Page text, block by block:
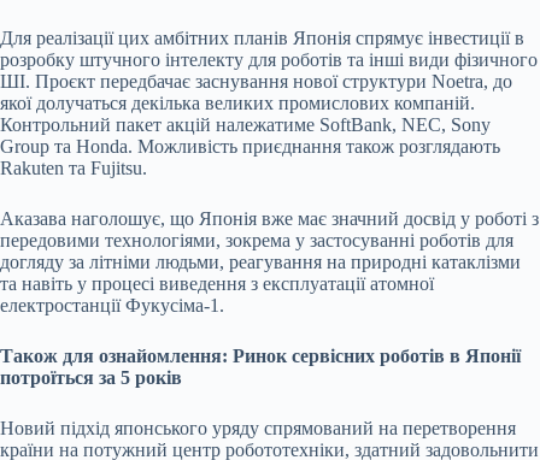
Для реалізації цих амбітних планів Японія спрямує інвестиції в
розробку штучного інтелекту для роботів та інші види фізичного
ШІ. Проєкт передбачає заснування нової структури Noetra, до
якої долучаться декілька великих промислових компаній.
Контрольний пакет акцій належатиме SoftBank, NEC, Sony
Group та Honda. Можливість приєднання також розглядають
Rakuten та Fujitsu.
Аказава наголошує, що Японія вже має значний досвід у роботі з
передовими технологіями, зокрема у застосуванні роботів для
догляду за літніми людьми, реагування на природні катаклізми
та навіть у процесі виведення з експлуатації атомної
електростанції Фукусіма-1.
Також для ознайомлення: Ринок сервісних роботів в Японії
потроїться за 5 років
Новий підхід японського уряду спрямований на перетворення
країни на потужний центр робототехніки, здатний задовольнити